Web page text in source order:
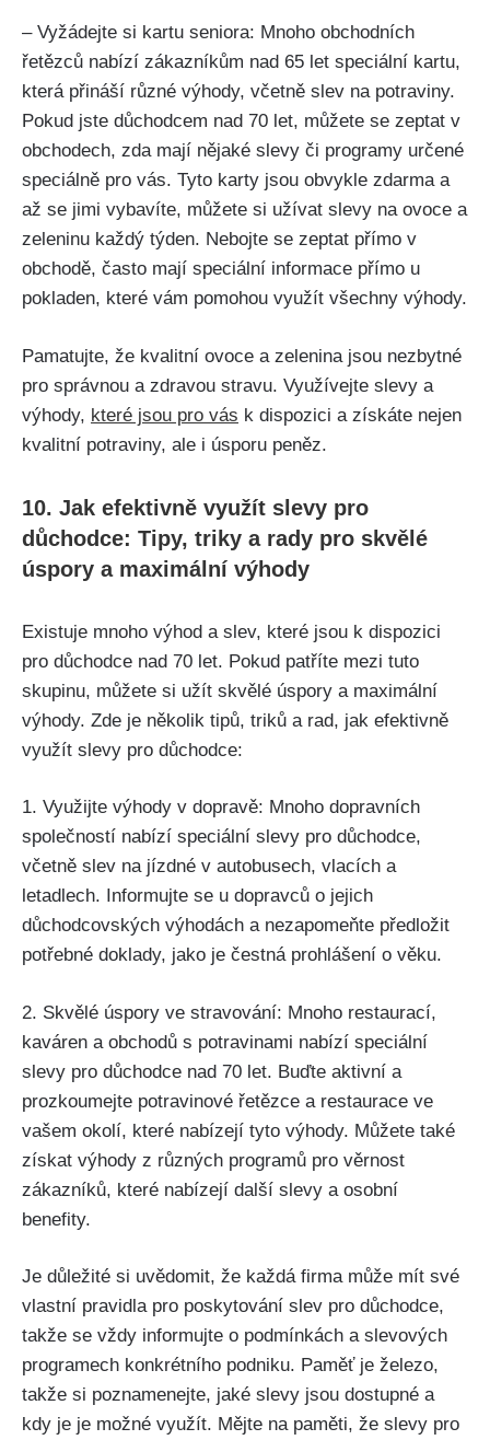
– Vyžádejte si kartu seniora: Mnoho obchodních
řetězců nabízí zákazníkům nad 65 let speciální kartu,
která přináší různé výhody, včetně slev na potraviny.
Pokud jste důchodcem nad 70 let, můžete se zeptat v
obchodech, zda mají nějaké slevy či programy určené
speciálně pro vás. Tyto karty jsou obvykle zdarma a
až se jimi vybavíte, můžete si užívat slevy na ovoce a
zeleninu každý týden. Nebojte se zeptat přímo v
obchodě, často mají speciální informace přímo u
pokladen, které vám pomohou využít všechny výhody.
Pamatujte, že kvalitní ovoce a zelenina jsou nezbytné
pro správnou a zdravou stravu. Využívejte slevy a
výhody, které jsou pro vás k dispozici a získáte nejen
kvalitní potraviny, ale i úsporu peněz.
10. Jak efektivně využít slevy pro
důchodce: Tipy, triky a rady pro skvělé
úspory a maximální výhody
Existuje mnoho výhod a slev, které jsou k dispozici
pro důchodce nad 70 let. Pokud patříte mezi tuto
skupinu, můžete si užít skvělé úspory a maximální
výhody. Zde je několik tipů, triků a rad, jak efektivně
využít slevy pro důchodce:
1. Využijte výhody v dopravě: Mnoho dopravních
společností nabízí speciální slevy pro důchodce,
včetně slev na jízdné v autobusech, vlacích a
letadlech. Informujte se u dopravců o jejich
důchodcovských výhodách a nezapomeňte předložit
potřebné doklady, jako je čestná prohlášení o věku.
2. Skvělé úspory ve stravování: Mnoho restaurací,
kaváren a obchodů s potravinami nabízí speciální
slevy pro důchodce nad 70 let. Buďte aktivní a
prozkoumejte potravinové řetězce a restaurace ve
vašem okolí, které nabízejí tyto výhody. Můžete také
získat výhody z různých programů pro věrnost
zákazníků, které nabízejí další slevy a osobní
benefity.
Je důležité si uvědomit, že každá firma může mít své
vlastní pravidla pro poskytování slev pro důchodce,
takže se vždy informujte o podmínkách a slevových
programech konkrétního podniku. Paměť je železo,
takže si poznamenejte, jaké slevy jsou dostupné a
kdy je je možné využít. Mějte na paměti, že slevy pro